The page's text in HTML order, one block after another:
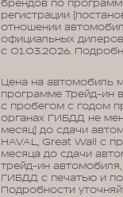
брендов по
регистрации
отношении
официальных
с 01.03.2026.
Цена на автомобиль
программе Трейд-ин
с пробегом с годом
органах ГИБДД не
месяц) до сдачи
HAVAL, Great Wall с
месяца до сдачи
трейд-ин
ГИБДД с печатью и
Подробности